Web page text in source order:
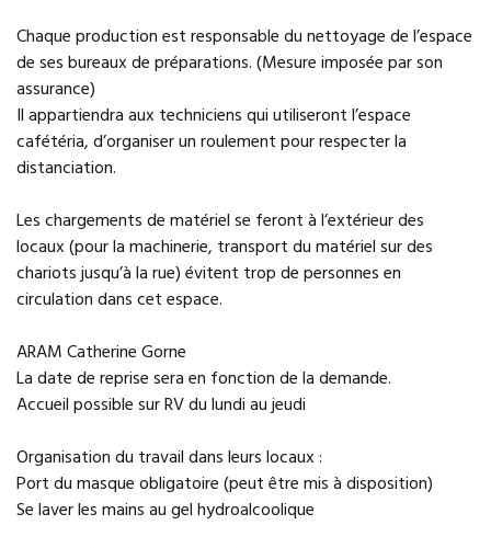
Chaque production est responsable du nettoyage de l’espace
de ses bureaux de préparations. (Mesure imposée par son
assurance)
Il appartiendra aux techniciens qui utiliseront l’espace
cafétéria, d’organiser un roulement pour respecter la
distanciation.
Les chargements de matériel se feront à l’extérieur des
locaux (pour la machinerie, transport du matériel sur des
chariots jusqu’à la rue) évitent trop de personnes en
circulation dans cet espace.
ARAM Catherine Gorne
La date de reprise sera en fonction de la demande.
Accueil possible sur RV du lundi au jeudi
Organisation du travail dans leurs locaux :
Port du masque obligatoire (peut être mis à disposition)
Se laver les mains au gel hydroalcoolique